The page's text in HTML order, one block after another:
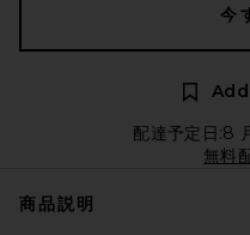
今
配達予定日:8
無料
商品説明